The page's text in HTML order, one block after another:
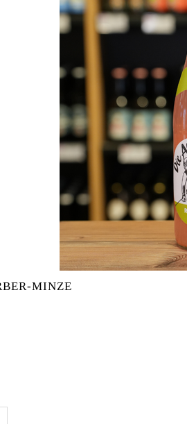
MINZE
MINZE MENGE